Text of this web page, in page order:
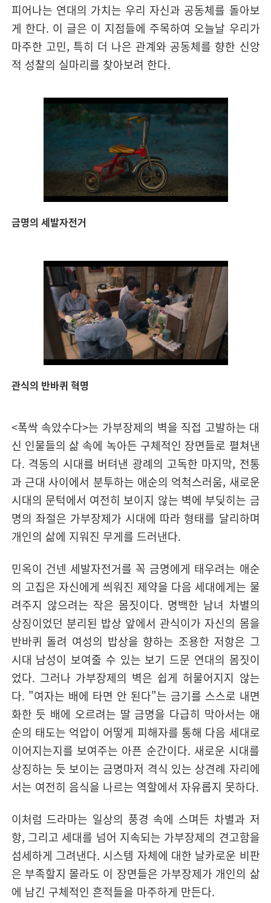
피어나는 연대의 가치는 우리 자신과 공동체를 돌아보
게 한다. 이 글은 이 지점들에 주목하여 오늘날 우리가
마주한 고민, 특히 더 나은 관계와 공동체를 향한 신앙
적 성찰의 실마리를 찾아보려 한다.
금명의 세발자전거
관식의 반바퀴 혁명
<폭싹 속았수다>는 가부장제의 벽을 직접 고발하는 대
신 인물들의 삶 속에 녹아든 구체적인 장면들로 펼쳐낸
다. 격동의 시대를 버텨낸 광례의 고독한 마지막, 전통
과 근대 사이에서 분투하는 애순의 억척스러움, 새로운
시대의 문턱에서 여전히 보이지 않는 벽에 부딪히는 금
명의 좌절은 가부장제가 시대에 따라 형태를 달리하며
개인의 삶에 지워진 무게를 드러낸다.
민옥이 건넨 세발자전거를 꼭 금명에게 태우려는 애순
의 고집은 자신에게 씌워진 제약을 다음 세대에게는 물
려주지 않으려는 작은 몸짓이다. 명백한 남녀 차별의
상징이었던 분리된 밥상 앞에서 관식이가 자신의 몸을
반바퀴 돌려 여성의 밥상을 향하는 조용한 저항은 그
시대 남성이 보여줄 수 있는 보기 드문 연대의 몸짓이
었다. 그러나 가부장제의 벽은 쉽게 허물어지지 않는
다. "여자는 배에 타면 안 된다"는 금기를 스스로 내면
화한 듯 배에 오르려는 딸 금명을 다급히 막아서는 애
순의 태도는 억압이 어떻게 피해자를 통해 다음 세대로
이어지는지를 보여주는 아픈 순간이다. 새로운 시대를
상징하는 듯 보이는 금명마저 격식 있는 상견례 자리에
서는 여전히 음식을 나르는 역할에서 자유롭지 못하다.
이처럼 드라마는 일상의 풍경 속에 스며든 차별과 저
항, 그리고 세대를 넘어 지속되는 가부장제의 견고함을
섬세하게 그려낸다. 시스템 자체에 대한 날카로운 비판
은 부족할지 몰라도 이 장면들은 가부장제가 개인의 삶
에 남긴 구체적인 흔적들을 마주하게 만든다.